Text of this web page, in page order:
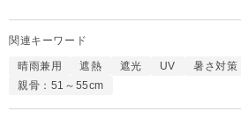
関連キーワード
晴雨兼用 遮熱 遮光 UV 暑さ対策
親骨：51～55cm